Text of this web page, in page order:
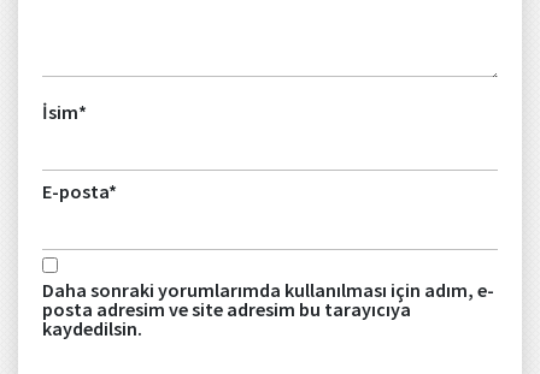
İsim*
E-posta*
Daha sonraki yorumlarımda kullanılması için adım, e-
posta adresim ve site adresim bu tarayıcıya
kaydedilsin.